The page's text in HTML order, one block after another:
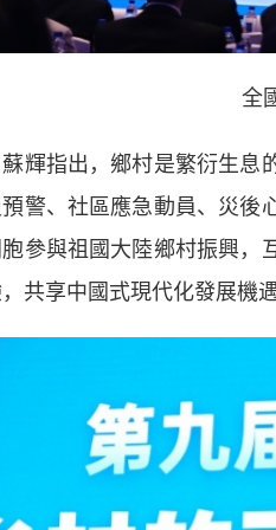
全
指出，鄉村是繁衍生息的
預警、社區應急動員、災後
參與祖國大陸鄉村振興，
共享中國式現代化發展機遇